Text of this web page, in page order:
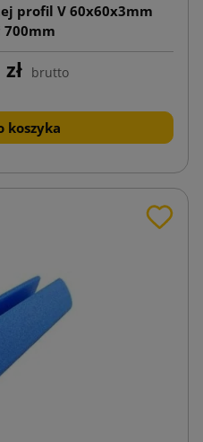
profil V 60x60x3mm
700mm
brutto
koszyka